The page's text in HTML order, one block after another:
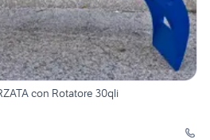
con Rotatore 30qli